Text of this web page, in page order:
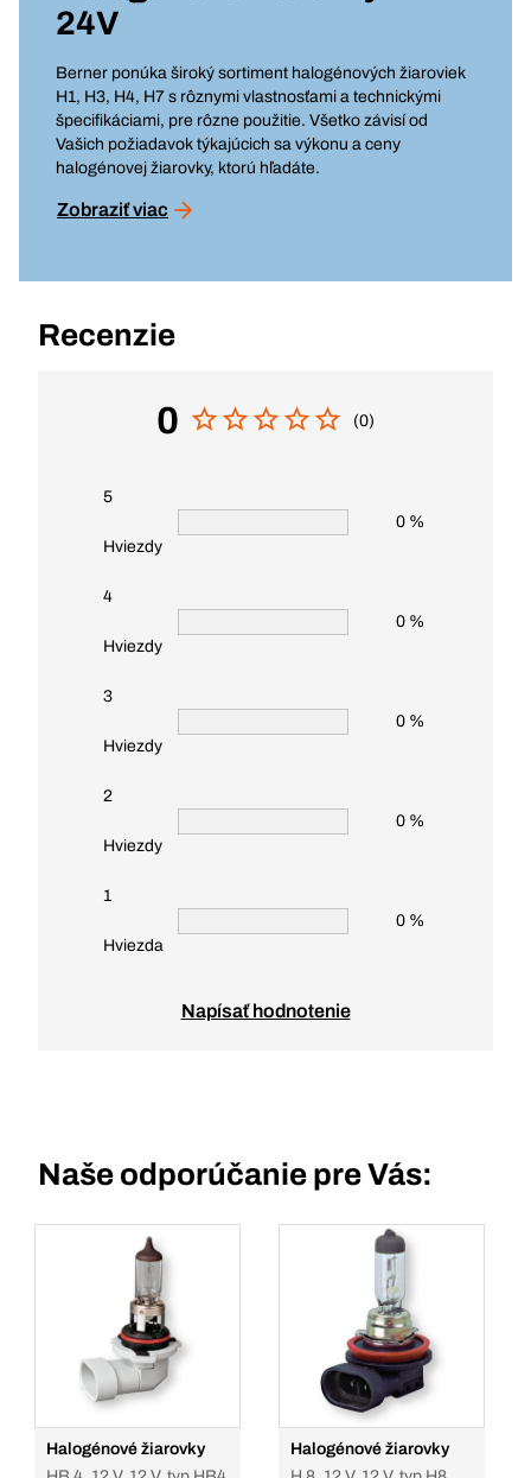
24V
Berner ponúka široký sortiment halogénových žiaroviek
H1, H3, H4, H7 s rôznymi vlastnosťami a technickými
špecifikáciami, pre rôzne použitie. Všetko závisí od
Vašich požiadavok týkajúcich sa výkonu a ceny
halogénovej žiarovky, ktorú hľadáte.
Zobraziť viac
Recenzie
0 (0)
5
Hviezdy
0 %
4
Hviezdy
0 %
3
Hviezdy
0 %
2
Hviezdy
0 %
1
Hviezda
0 %
Napísať hodnotenie
Naše odporúčanie pre Vás:
Halogénové žiarovky
Halogénové žiarovky